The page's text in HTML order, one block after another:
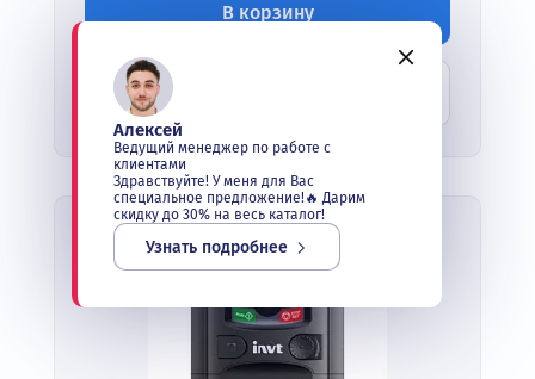
В корзину
Алексей
Ведущий менеджер по работе с
клиентами
Здравствуйте! У меня для Вас
специальное предложение!🔥 Дарим
скидку до 30% на весь каталог!
Узнать подробнее